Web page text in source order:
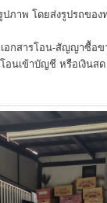
ปภาพ โดยส่งรูปรถขอ
อกสารโอน-สัญญาซื้อข
อนเข้าบัญชี หรือเงินสด